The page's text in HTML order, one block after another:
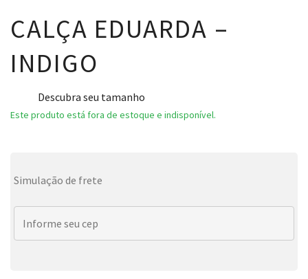
CALÇA EDUARDA –
INDIGO
Descubra seu tamanho
Este produto está fora de estoque e indisponível.
Simulação de frete